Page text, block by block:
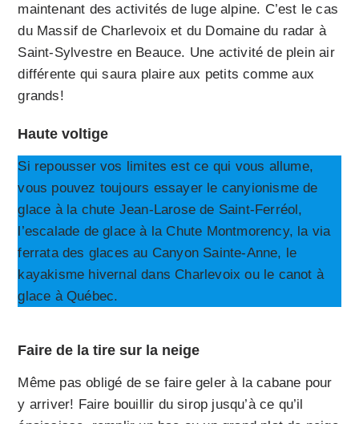
maintenant des activités de luge alpine. C’est le cas
du Massif de Charlevoix et du Domaine du radar à
Saint-Sylvestre en Beauce. Une activité de plein air
différente qui saura plaire aux petits comme aux
grands!
Haute voltige
Si repousser vos limites est ce qui vous allume,
vous pouvez toujours essayer le canyionisme de
glace à la chute Jean-Larose de Saint-Ferréol,
l’escalade de glace à la Chute Montmorency, la via
ferrata des glaces au Canyon Sainte-Anne, le
kayakisme hivernal dans Charlevoix ou le canot à
glace à Québec.
Faire de la tire sur la neige
Même pas obligé de se faire geler à la cabane pour
y arriver! Faire bouillir du sirop jusqu’à ce qu’il